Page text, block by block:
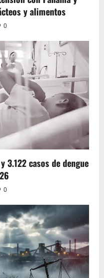
y alimentos
0
3.122 casos de dengue
0